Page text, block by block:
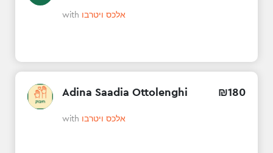
with אלכס ויטרבו
Adina Saadia Ottolenghi ₪180
with אלכס ויטרבו